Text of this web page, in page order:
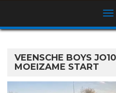
VEENSCHE BOYS
MOEIZAME START